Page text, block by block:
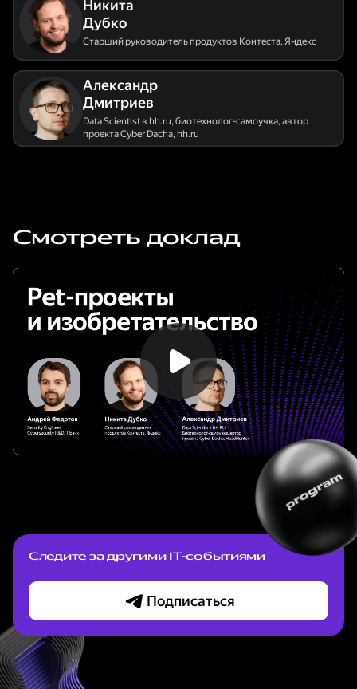
Никита
Дубко
Старший руководитель продуктов Контеста,Яндекс
Александр
Дмитриев
Data Scientist в hh.ru, биотехнолог-самоучка, автор
проекта Cyber Dacha, hh.ru
Смотреть доклад
Следите за другими IT-событиями
Подписаться